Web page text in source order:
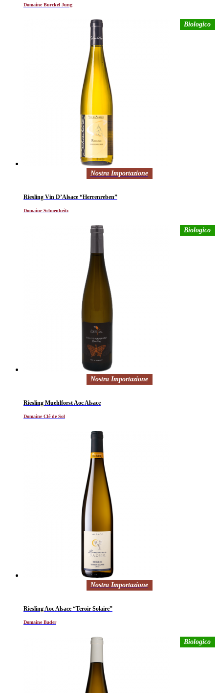
Domaine Burckel Jung
Biologico
Nostra Importazione
Riesling Vin D’Alsace “Herrenreben”
Domaine Schoenheitz
Biologico
Nostra Importazione
Riesling Muehlforst Aoc Alsace
Domaine Clé de Sol
Nostra Importazione
Riesling Aoc Alsace “Teroir Solaire”
Domaine Bader
Biologico